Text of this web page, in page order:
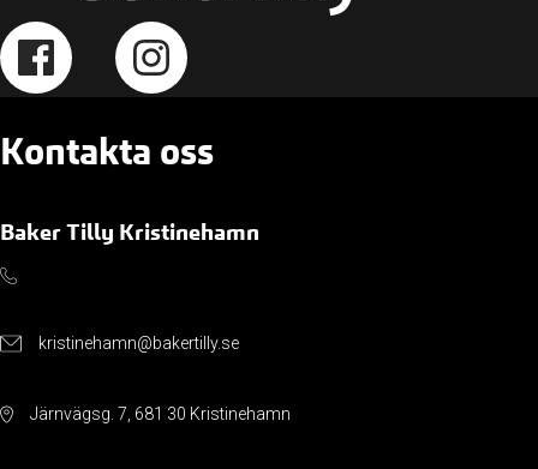
Kontakta oss
Baker Tilly Kristinehamn
kristinehamn@bakertilly.se
Järnvägsg. 7, 681 30 Kristinehamn